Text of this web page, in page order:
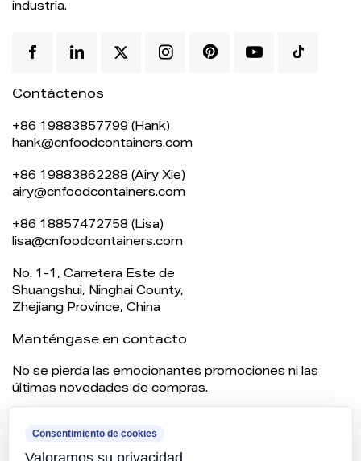
industria.
Contáctenos
+86 19883857799 (Hank)
hank@cnfoodcontainers.com
+86 19883862288 (Airy Xie)
airy@cnfoodcontainers.com
+86 18857472758 (Lisa)
lisa@cnfoodcontainers.com
No. 1-1, Carretera Este de
Shuangshui, Ninghai County,
Zhejiang Province, China
Manténgase en contacto
No se pierda las emocionantes promociones ni las
últimas novedades de compras.
Consentimiento de cookies
Valoramos su privacidad